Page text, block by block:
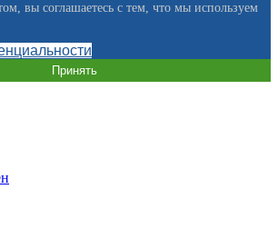
вы соглашаетесь с тем, что мы используем
Принять